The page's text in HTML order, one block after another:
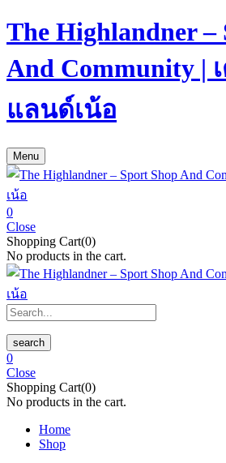
The Highlandner –
And Community |
แลนด์เน้อ
Menu
0
Close
Shopping Cart(0)
No products in the cart.
search
0
Close
Shopping Cart(0)
No products in the cart.
Home
Shop